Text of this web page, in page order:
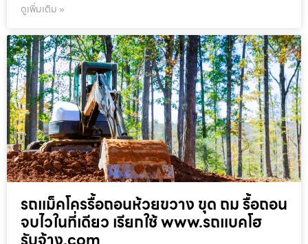
ดูเพิ่มเติม »
รถแม็คโครรื้อถอนห้วยขวาง ขุด ถม รื้อถอน
จบไวในที่เดียว เรียกใช้ www.รถแบคโฮ